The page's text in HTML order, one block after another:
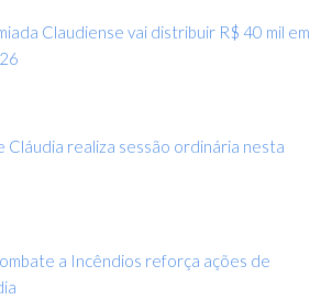
Claudiense vai distribuir R$ 40 mil em
Cláudia realiza sessão ordinária nesta
a Incêndios reforça ações de